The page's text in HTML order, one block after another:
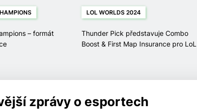
– formát
LOL WORLDS 2024
Thunder Pick představuje Combo
Boost & First Map Insurance pro LoL
zprávy o esportech